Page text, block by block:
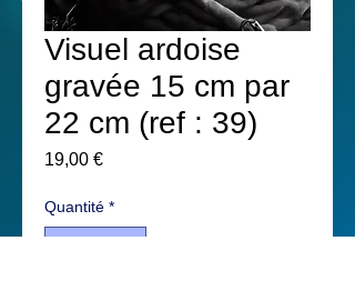
Visuel ardoise
gravée 15 cm par
22 cm (ref : 39)
19,00 €Prix
Quantité *